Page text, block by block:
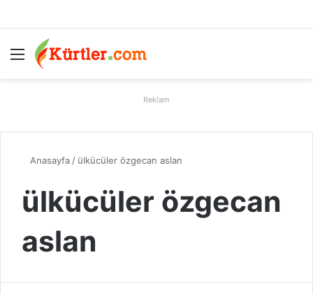
Menü
Reklam
Anasayfa / ülkücüler özgecan aslan
ülkücüler özgecan
aslan